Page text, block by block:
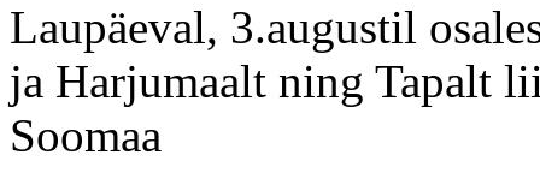
Laupäeval, 3.augustil
ja Harjumaalt ning Tapalt
Soomaa